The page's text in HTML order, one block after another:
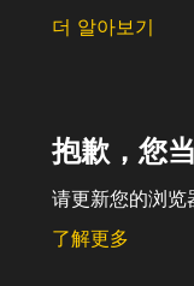
더 알아보기
抱歉，您
请更新您的浏览
了解更多